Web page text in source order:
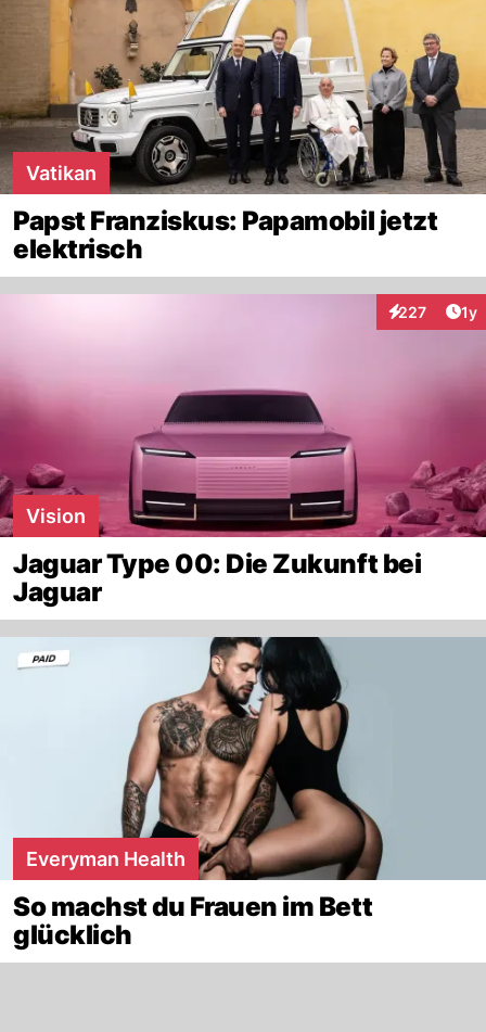
Vatikan
Papst Franziskus: Papamobil jetzt
elektrisch
227
Interaktionen
1y
Vision
Jaguar Type 00: Die Zukunft bei
Jaguar
Everyman Health
So machst du Frauen im Bett
glücklich